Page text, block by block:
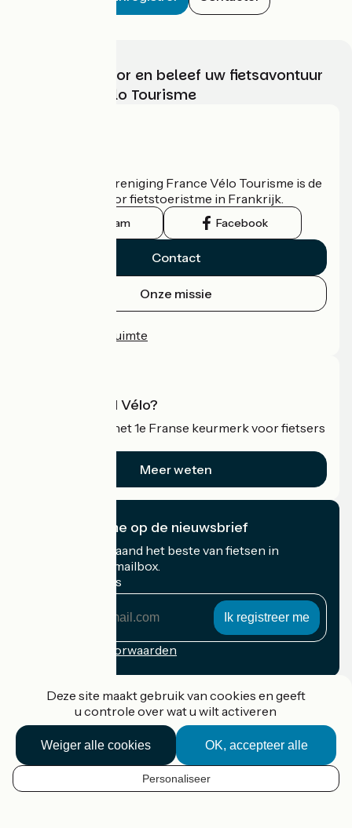
NL
Kies, bereid voor en beleef uw fietsavontuur
met France Vélo Tourisme
De nationale vereniging France Vélo Tourisme is de
officiële gids voor fietstoeristme in Frankrijk.
Instagram Facebook
Contact
Onze missie
Professionele ruimte
Wat is Accueil Vélo?
Accueil Vélo is het 1e Franse keurmerk voor fietsers
Meer weten
Ik abonneer me op de nieuwsbrief
Ontvang elke maand het beste van fietsen in
Frankrijk in uw mailbox.
Mijn e-mailadres
Inschrijvingsvoorwaarden
Accueil Vélo Pro
Contact
Wettelijke informatie
Deze site maakt gebruik van cookies en geeft
u controle over wat u wilt activeren
OK, accepteer alle
Weiger alle cookies
Personaliseer